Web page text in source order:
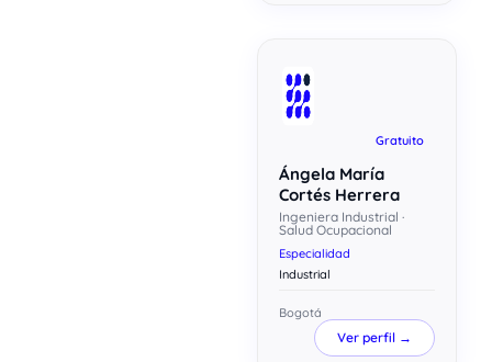
Gratuito
Ángela María
Cortés Herrera
Ingeniera Industrial ·
Salud Ocupacional
Especialidad
Industrial
Bogotá
Ver perfil →